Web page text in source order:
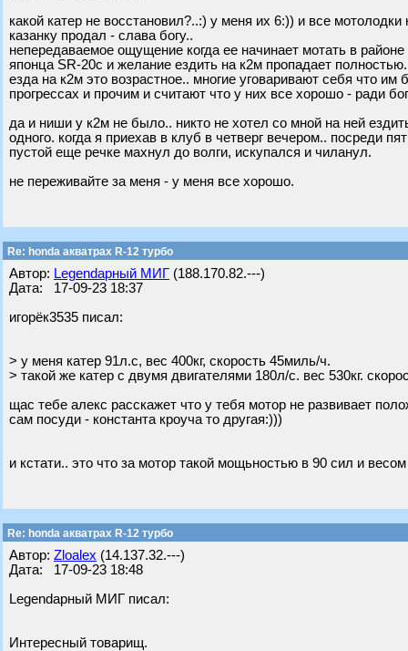
какой катер не восстановил?..:) у меня их 6:)) и все мотолодки
казанку продал - слава богу..
непередаваемое ощущение когда ее начинает мотать в
японца SR-20c и желание ездить на к2м пропадает полностью.
езда на к2м это возрастное.. многие уговаривают себя что
прогрессах и прочим и считают что у них все хорошо - ради
да и ниши у к2м не было.. никто не хотел со мной на ней
одного. когда я приехав в клуб в четверг вечером.. посреди
пустой еще речке махнул до волги, искупался и чиланул.
не переживайте за меня - у меня все хорошо.
Re: honda акватрах R-12 турбо
Автор: Legendарный МИГ (188.170.82.---)
Дата: 17-09-23 18:37
игорёк3535 писал:
> у меня катер 91л.с, вес 400кг, скорость 45миль/ч.
> такой же катер с двумя двигателями 180л/с. вес 530кг.
щас тебе алекс расскажет что у тебя мотор не развивает
сам посуди - константа кроуча то другая:)))
и кстати.. это что за мотор такой мощьностью в 90 сил и
Re: honda акватрах R-12 турбо
Автор: Zloalex (14.137.32.---)
Дата: 17-09-23 18:48
Legendарный МИГ писал:
Интересный товарищ.